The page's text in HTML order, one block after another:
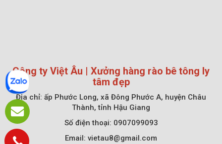
Công ty Việt Âu | Xưởng hàng rào bê tông ly
tâm đẹp
Địa chỉ: ấp Phước Long, xã Đông Phước A, huyện Châu
Thành, tỉnh Hậu Giang
Số điện thoại: 0907099093
Email: vietau8@gmail.com